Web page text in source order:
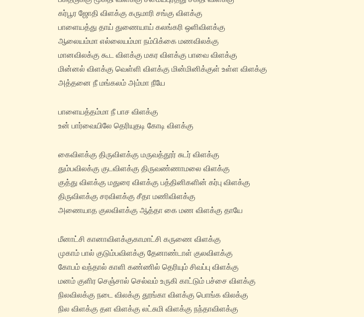
கர்பூர ஜோதி விளக்கு கருமாரி சங்கு விளக்கு
பாளையத்து தாய் துணையாய் கலங்கரி ஒளிவிளக்கு
ஆலையம்மா எல்லையம்மா நம்பிக்கை மணவிலக்கு
மானவிலக்கு கூட விளக்கு மகர விளக்கு பாவை விளக்கு
மின்னல் விளக்கு வெள்ளி விளக்கு மின்மினிக்குள் உள்ள விளக்கு
அத்தனை நீ மங்கலம் அம்மா நீயே
பாளையத்தம்மா நீ பாச விளக்கு
உன் பார்வையிலே தெரியுதடி கோடி விளக்கு
கைவிளக்கு திருவிளக்கு மருவத்தூர் சுடர் விளக்கு
தும்பவிலக்கு குடவிளக்கு திருவண்ணாமலை விளக்கு
குத்து விளக்கு மதுரை விளக்கு பத்தினிகளின் கர்பு விளக்கு
திருவிளக்கு சரவிளக்கு சீதா மணிவிளக்கு
அணையாத குலவிளக்கு ஆத்தா கை மண விளக்கு தாயே
மீனாட்சி கானாவிளக்குகாமாட்சி கருணை விளக்கு
முகாம் பால் குடும்பவிளக்கு தேனாண்டாள் குலவிளக்கு
கோபம் வந்தால் காளி கண்ணில் தெரியும் சிவப்பு விளக்கு
மனம் குளிர செஞ்சால் செல்வம் உருகி காட்டும் பச்சை விளக்கு
நிலவிலக்கு நடை விலக்கு தூங்கா விளக்கு பொங்க விலக்கு
நில விளக்கு தள விளக்கு லட்சுமி விளக்கு நந்தாவிளக்கு